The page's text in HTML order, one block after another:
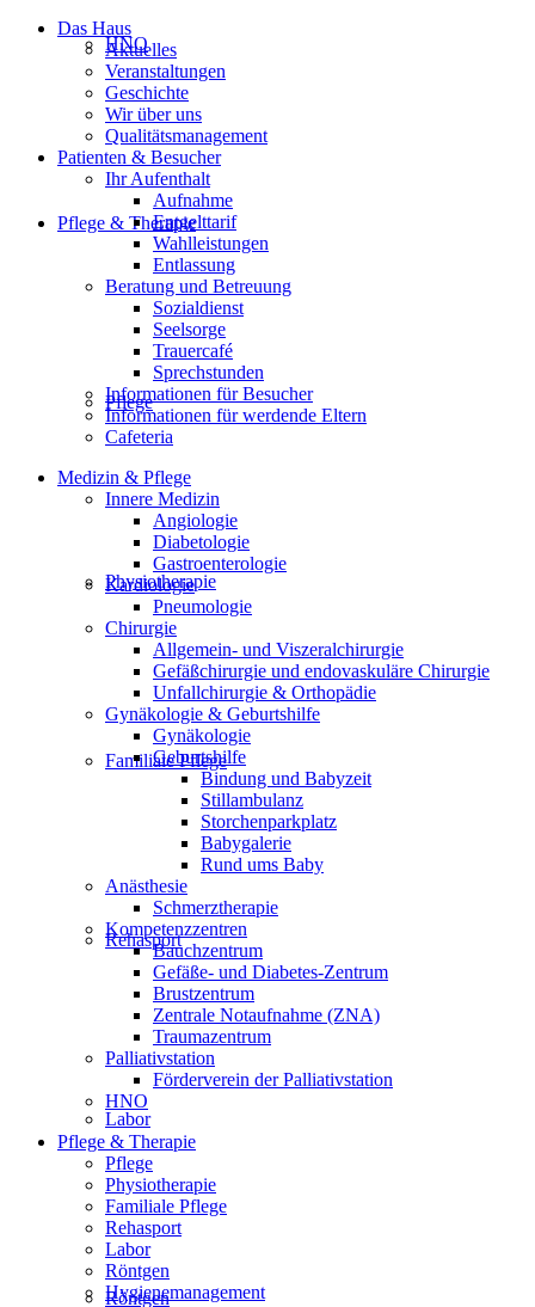
HNO
Pflege & Therapie
Pflege
Physiotherapie
Familiale Pflege
Rehasport
Labor
Röntgen
Das Haus
Aktuelles
Veranstaltungen
Geschichte
Wir über uns
Qualitätsmanagement
Patienten & Besucher
Ihr Aufenthalt
Aufnahme
Entgelttarif
Wahlleistungen
Entlassung
Beratung und Betreuung
Sozialdienst
Seelsorge
Trauercafé
Sprechstunden
Informationen für Besucher
Informationen für werdende Eltern
Cafeteria
Medizin & Pflege
Innere Medizin
Angiologie
Diabetologie
Gastroenterologie
Kardiologie
Pneumologie
Chirurgie
Allgemein- und Viszeralchirurgie
Gefäßchirurgie und endovaskuläre Chirurgie
Unfallchirurgie & Orthopädie
Gynäkologie & Geburtshilfe
Gynäkologie
Geburtshilfe
Bindung und Babyzeit
Stillambulanz
Storchenparkplatz
Babygalerie
Rund ums Baby
Anästhesie
Schmerztherapie
Kompetenzzentren
Bauchzentrum
Gefäße- und Diabetes-Zentrum
Brustzentrum
Zentrale Notaufnahme (ZNA)
Traumazentrum
Palliativstation
Förderverein der Palliativstation
HNO
Pflege & Therapie
Pflege
Physiotherapie
Familiale Pflege
Rehasport
Labor
Röntgen
Hygienemanagement